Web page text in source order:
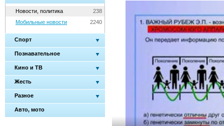
238
Новости, политика
2240
Мобильные новости
Спорт
Познавательное
Кино и ТВ
Жесть
Разное
Авто, мото